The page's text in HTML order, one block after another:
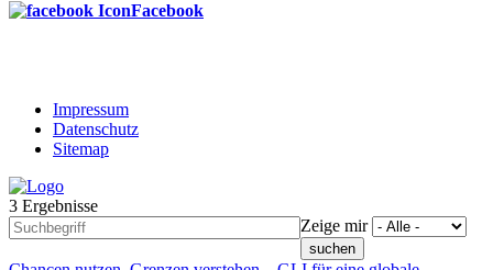
Facebook
Footer
menu
Impressum
Datenschutz
Sitemap
3 Ergebnisse
Zeige mir